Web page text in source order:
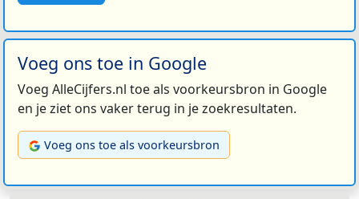
Voeg ons toe in Google
Voeg AlleCijfers.nl toe als voorkeursbron in Google
en je ziet ons vaker terug in je zoekresultaten.
Voeg ons toe als voorkeursbron